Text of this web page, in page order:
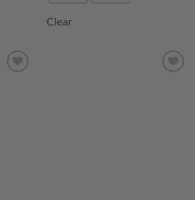
Clear